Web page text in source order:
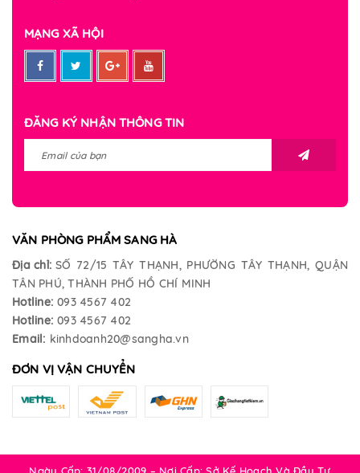
MẠNG XÃ HỘI
ĐĂNG KÝ NHẬN THÔNG TIN
VĂN PHÒNG PHẨM SANG HÀ
Địa chỉ: SỐ 72/15 TÂY THẠNH, PHƯỜNG TÂY THẠNH, QUẬN
TÂN PHÚ, THÀNH PHỐ HỒ CHÍ MINH
Hotline: 093 4567 402
Hotline: 093 4567 402
Email: kinhdoanh20@sangha.vn
ĐƠN VỊ VẬN CHUYỂN